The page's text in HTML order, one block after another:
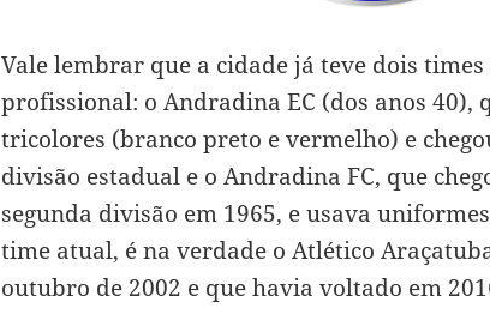
Vale lembrar que a cidade já teve dois
profissional: o Andradina EC (dos anos 40),
tricolores (branco preto e vermelho) e
divisão estadual e o Andradina FC, que
segunda divisão em 1965, e usava
time atual, é na verdade o Atlético
outubro de 2002 e que havia voltado em